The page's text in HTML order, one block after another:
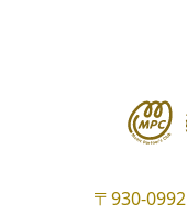
〒930-0992